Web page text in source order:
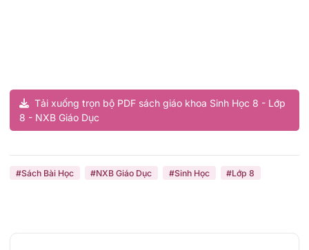
Tải xuống trọn bộ PDF sách giáo khoa Sinh Học 8 - Lớp
8 - NXB Giáo Dục
#Sách Bài Học #NXB Giáo Dục #Sinh Học #Lớp 8